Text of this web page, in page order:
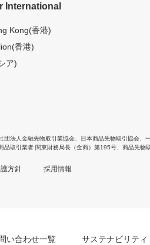
International
Kong(香港)
香港)
ア)
団法人金融先物取引業協会 日本商品先物取引協会
品取引業者 関東財務局長（金商）第195号、商品先物
方針 採用情報
い合わせ一覧 サステナビリティ